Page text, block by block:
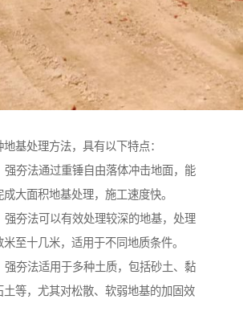
基处理方法，具有以下特点：
强夯法通过重锤自由落体冲击地面，能
大面积地基处理，施工速度快。
强夯法可以有效处理较深的地基，处理
至十几米，适用于不同地质条件。
强夯法适用于多种土质，包括砂土、黏
土等，尤其对松散、软弱地基的加固效